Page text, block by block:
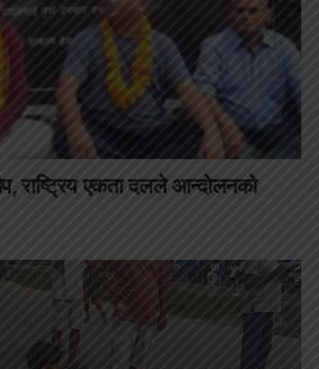
राष्ट्रिय एकता दलले आन्दोलनको